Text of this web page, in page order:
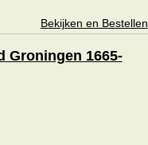
Bekijken en Bestellen
Groningen 1665-